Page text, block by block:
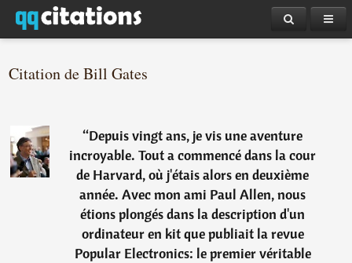
Citation de Bill Gates
“Depuis vingt ans, je vis une aventure
incroyable. Tout a commencé dans la cour
de Harvard, où j'étais alors en deuxième
année. Avec mon ami Paul Allen, nous
étions plongés dans la description d'un
ordinateur en kit que publiait la revue
Popular Electronics: le premier véritable